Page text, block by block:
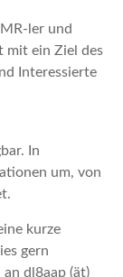
ler und
mit ein Ziel des
Interessierte
In
um, von
kurze
gern
dl8aap (ät)